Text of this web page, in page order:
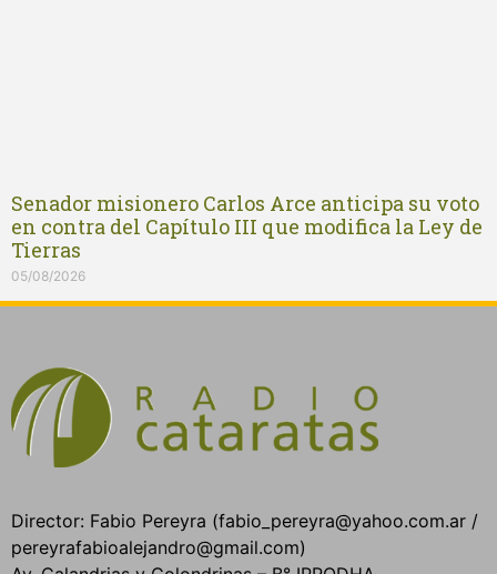
Senador misionero Carlos Arce anticipa su voto
en contra del Capítulo III que modifica la Ley de
Tierras
05/08/2026
Director: Fabio Pereyra (fabio_pereyra@yahoo.com.ar /
pereyrafabioalejandro@gmail.com)